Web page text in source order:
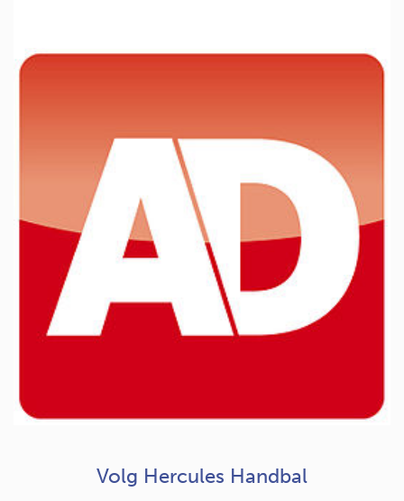
Volg Hercules Handbal